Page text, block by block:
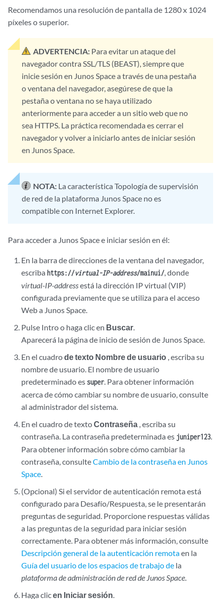
Recomendamos una resolución de pantalla de 1280 x 1024
píxeles o superior.
ADVERTENCIA: Para evitar un ataque del
navegador contra SSL/TLS (BEAST), siempre que
inicie sesión en Junos Space a través de una pestaña
o ventana del navegador, asegúrese de que la
pestaña o ventana no se haya utilizado
anteriormente para acceder a un sitio web que no
sea HTTPS. La práctica recomendada es cerrar el
navegador y volver a iniciarlo antes de iniciar sesión
en Junos Space.
NOTA: La característica Topología de supervisión
de red de la plataforma Junos Space no es
compatible con Internet Explorer.
Para acceder a Junos Space e iniciar sesión en él:
En la barra de direcciones de la ventana del navegador,
escriba https://virtual-IP-address/mainui/, donde
virtual-IP-addressestá la dirección IP virtual (VIP)
configurada previamente que se utiliza para el acceso
Web a Junos Space.
Pulse Intro o haga clic en Buscar.
Aparecerá la página de inicio de sesión de Junos Space.
En el cuadrode texto Nombre de usuario , escriba su
nombre de usuario. El nombre de usuario
predeterminado es super. Para obtener información
acerca de cómo cambiar su nombre de usuario, consulte
al administrador del sistema.
En el cuadro de textoContraseña , escriba su
contraseña. La contraseña predeterminada es juniper123.
Para obtener información sobre cómo cambiar la
contraseña, consulteCambio de la contraseña en Junos
Space.
(Opcional) Si el servidor de autenticación remota está
configurado para Desafío/Respuesta, se le presentarán
preguntas de seguridad. Proporcione respuestas válidas
a las preguntas de la seguridad para iniciar sesión
correctamente. Para obtener más información, consulte
Descripción general de la autenticación remotaen la
Guía del usuario de los espacios de trabajo de la
plataforma de administración de red de Junos Space.
Haga clicen Iniciar sesión.